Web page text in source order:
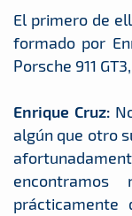
El primero de
formado por
Porsche 911
Enrique Cruz:
algún que otro